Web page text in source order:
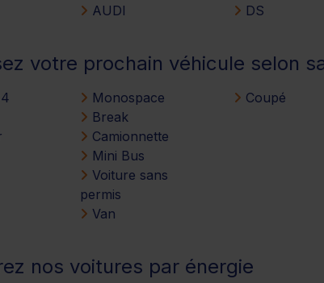
AUDI
DS
votre prochain véhicule selon
Monospace
Break
Camionnette
Mini Bus
Voiture sans
permis
Van
Coupé
nos voitures par énergie